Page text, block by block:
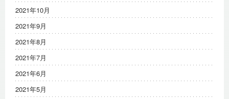
2021年10月
2021年9月
2021年8月
2021年7月
2021年6月
2021年5月